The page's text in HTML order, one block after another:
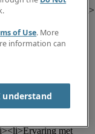
onder meer:</p><ul>
en
van btw-
, kwartaal- en
boekhouding;
in de dagelijkse
de kwaliteit en
li></ul><p> </p>
functie;</li>
strong>; een
met
of Use. More
information can
understand